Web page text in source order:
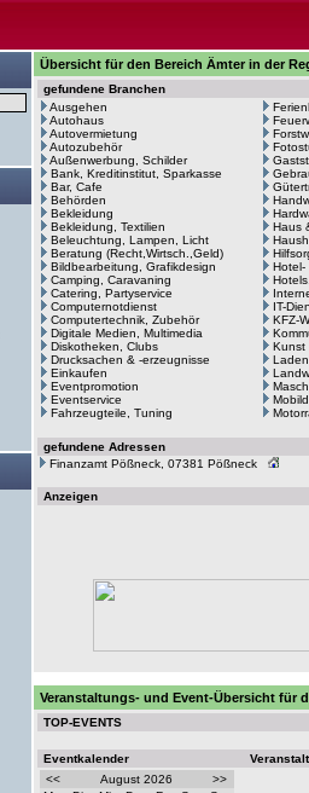
Übersicht für den Bereich Ämter in der
gefundene Branchen
Ausgehen
Autohaus
Autovermietung
Autozubehör
Außenwerbung, Schilder
Bank, Kreditinstitut, Sparkasse
Bar, Cafe
Behörden
Bekleidung
Bekleidung, Textilien
Beleuchtung, Lampen, Licht
Beratung (Recht,Wirtsch.,Geld)
Bildbearbeitung, Grafikdesign
Camping, Caravaning
Catering, Partyservice
Computernotdienst
Computertechnik, Zubehör
Digitale Medien, Multimedia
Diskotheken, Clubs
Drucksachen & -erzeugnisse
Einkaufen
Eventpromotion
Eventservice
Fahrzeugteile, Tuning
Haus
Hotel-
IT-
KFZ-
Kunst
gefundene Adressen
Finanzamt Pößneck, 07381 Pößneck
Anzeigen
Veranstaltungs- und Event-Übersicht für
TOP-EVENTS
Eventkalender
<<
August 2026
>>